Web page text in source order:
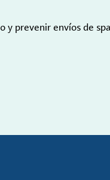
y prevenir envíos de